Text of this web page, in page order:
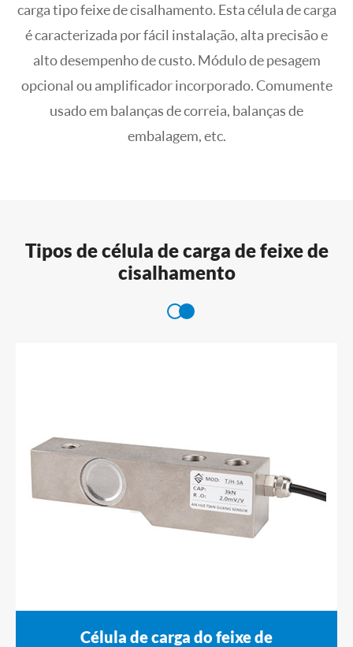
carga tipo feixe de cisalhamento. Esta célula de carga
é caracterizada por fácil instalação, alta precisão e
alto desempenho de custo. Módulo de pesagem
opcional ou amplificador incorporado. Comumente
usado em balanças de correia, balanças de
embalagem, etc.
Tipos de célula de carga de feixe de
cisalhamento
Célula de carga do feixe de